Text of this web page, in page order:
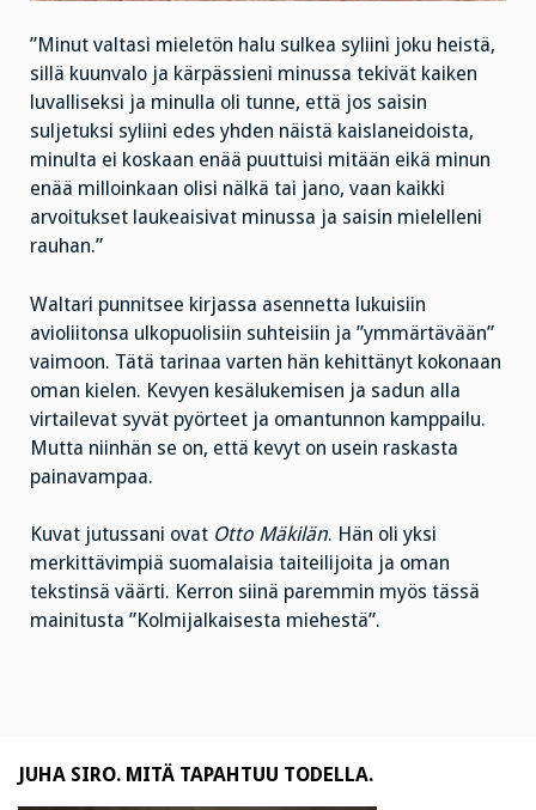
”Minut valtasi mieletön halu sulkea syliini joku heistä,
sillä kuunvalo ja kärpässieni minussa tekivät kaiken
luvalliseksi ja minulla oli tunne, että jos saisin
suljetuksi syliini edes yhden näistä kaislaneidoista,
minulta ei koskaan enää puuttuisi mitään eikä minun
enää milloinkaan olisi nälkä tai jano, vaan kaikki
arvoitukset laukeaisivat minussa ja saisin mielelleni
rauhan.”
Waltari punnitsee kirjassa asennetta lukuisiin
avioliitonsa ulkopuolisiin suhteisiin ja ”ymmärtävään”
vaimoon. Tätä tarinaa varten hän kehittänyt kokonaan
oman kielen. Kevyen kesälukemisen ja sadun alla
virtailevat syvät pyörteet ja omantunnon kamppailu.
Mutta niinhän se on, että kevyt on usein raskasta
painavampaa.
Kuvat jutussani ovat Otto Mäkilän. Hän oli yksi
merkittävimpiä suomalaisia taiteilijoita ja oman
tekstinsä väärti. Kerron siinä paremmin myös tässä
mainitusta ”Kolmijalkaisesta miehestä”.
JUHA SIRO. MITÄ TAPAHTUU TODELLA.